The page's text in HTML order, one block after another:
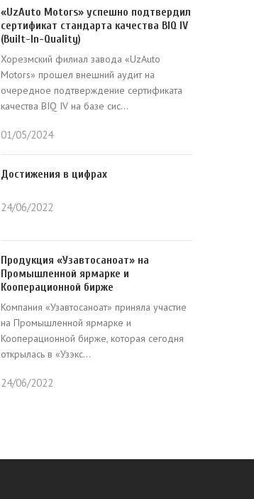
«UzAuto Motors» успешно подтвердил
сертификат стандарта качества BIQ IV
(Built-In-Quality)
Хорезмский филиал завода «UzAuto
Motors» прошел внешний аудит на
очередное подтверждение сертификата
качества BIQ IV на базе сис...
01/05/2024
Достижения в цифрах
24/06/2022
Продукция «Узавтосаноат» на
Промышленной ярмарке и
Кооперационной бирже
Компания «Узавтосаноат» приняла участие
на Промышленной ярмарке и
Кооперационной бирже, которая сегодня
открылась в «Узэкс...
24/06/2022